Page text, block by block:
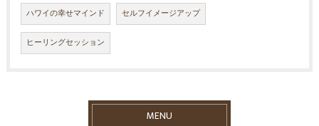
ハワイの幸せマインド セルフイメージアップ
ヒーリングセッション
MENU